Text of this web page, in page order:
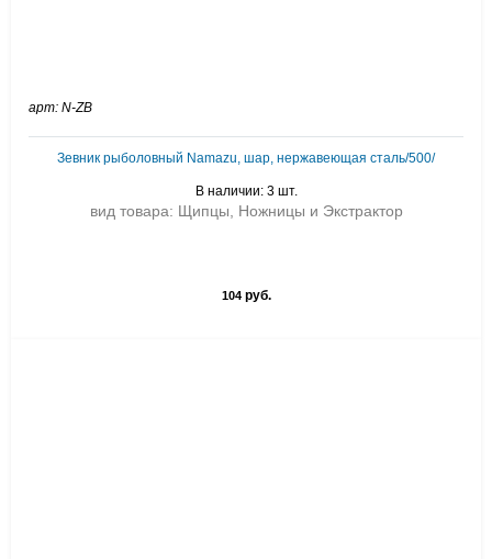
арт: N-ZB
Зевник рыболовный Namazu, шар, нержавеющая сталь/500/
В наличии: 3 шт.
вид товара: Щипцы, Ножницы и Экстрактор
104руб.